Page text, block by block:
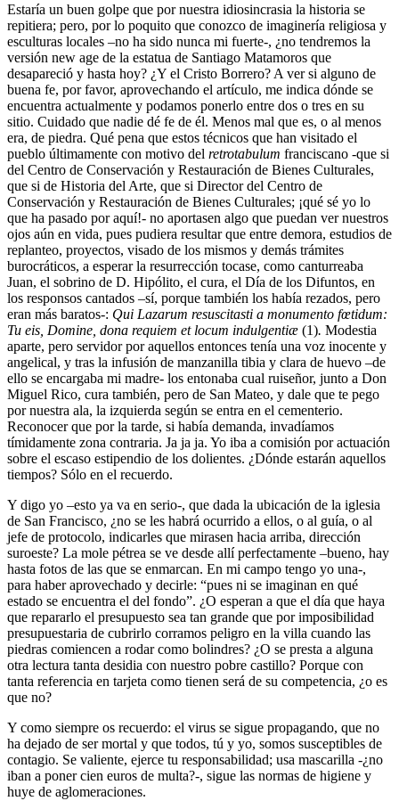
Estaría un buen golpe que por nuestra idiosincrasia la historia se
repitiera; pero, por lo poquito que conozco de imaginería religiosa y
esculturas locales –no ha sido nunca mi fuerte-, ¿no tendremos la
versión new age de la estatua de Santiago Matamoros que
desapareció y hasta hoy? ¿Y el Cristo Borrero? A ver si alguno de
buena fe, por favor, aprovechando el artículo, me indica dónde se
encuentra actualmente y podamos ponerlo entre dos o tres en su
sitio. Cuidado que nadie dé fe de él. Menos mal que es, o al menos
era, de piedra. Qué pena que estos técnicos que han visitado el
pueblo últimamente con motivo del retrotabulum franciscano -que si
del Centro de Conservación y Restauración de Bienes Culturales,
que si de Historia del Arte, que si Director del Centro de
Conservación y Restauración de Bienes Culturales; ¡qué sé yo lo
que ha pasado por aquí!- no aportasen algo que puedan ver nuestros
ojos aún en vida, pues pudiera resultar que entre demora, estudios de
replanteo, proyectos, visado de los mismos y demás trámites
burocráticos, a esperar la resurrección tocase, como canturreaba
Juan, el sobrino de D. Hipólito, el cura, el Día de los Difuntos, en
los responsos cantados –sí, porque también los había rezados, pero
eran más baratos-: Qui Lazarum resuscitasti a monumento fœtidum:
Tu eis, Domine, dona requiem et locum indulgentiæ (1). Modestia
aparte, pero servidor por aquellos entonces tenía una voz inocente y
angelical, y tras la infusión de manzanilla tibia y clara de huevo –de
ello se encargaba mi madre- los entonaba cual ruiseñor, junto a Don
Miguel Rico, cura también, pero de San Mateo, y dale que te pego
por nuestra ala, la izquierda según se entra en el cementerio.
Reconocer que por la tarde, si había demanda, invadíamos
tímidamente zona contraria. Ja ja ja. Yo iba a comisión por actuación
sobre el escaso estipendio de los dolientes. ¿Dónde estarán aquellos
tiempos? Sólo en el recuerdo.
Y digo yo –esto ya va en serio-, que dada la ubicación de la iglesia
de San Francisco, ¿no se les habrá ocurrido a ellos, o al guía, o al
jefe de protocolo, indicarles que mirasen hacia arriba, dirección
suroeste? La mole pétrea se ve desde allí perfectamente –bueno, hay
hasta fotos de las que se enmarcan. En mi campo tengo yo una-,
para haber aprovechado y decirle: “pues ni se imaginan en qué
estado se encuentra el del fondo”. ¿O esperan a que el día que haya
que repararlo el presupuesto sea tan grande que por imposibilidad
presupuestaria de cubrirlo corramos peligro en la villa cuando las
piedras comiencen a rodar como bolindres? ¿O se presta a alguna
otra lectura tanta desidia con nuestro pobre castillo? Porque con
tanta referencia en tarjeta como tienen será de su competencia, ¿o es
que no?
Y como siempre os recuerdo: el virus se sigue propagando, que no
ha dejado de ser mortal y que todos, tú y yo, somos susceptibles de
contagio. Se valiente, ejerce tu responsabilidad; usa mascarilla -¿no
iban a poner cien euros de multa?-, sigue las normas de higiene y
huye de aglomeraciones.